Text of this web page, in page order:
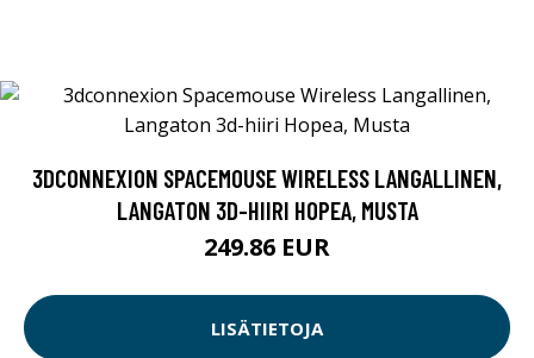
3DCONNEXION SPACEMOUSE WIRELESS LANGALLINEN,
LANGATON 3D-HIIRI HOPEA, MUSTA
249.86 EUR
LISÄTIETOJA